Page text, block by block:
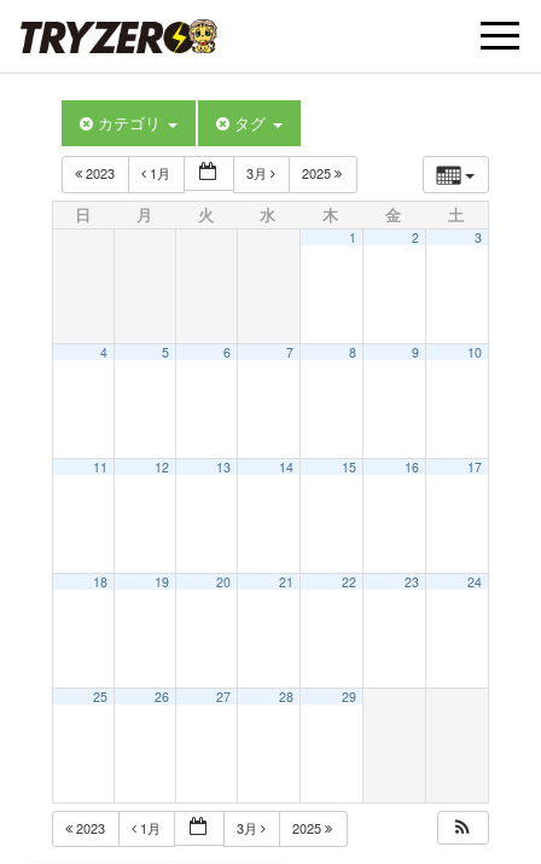
t
カテゴリ タグ
2023 1月 3月 2025
日 月 火 水 木 金 土
1 2 3
4 5 6 7 8 9 10
11 12 13 14 15 16 17
18 19 20 21 22 23 24
25 26 27 28 29
2023 1月 3月 2025